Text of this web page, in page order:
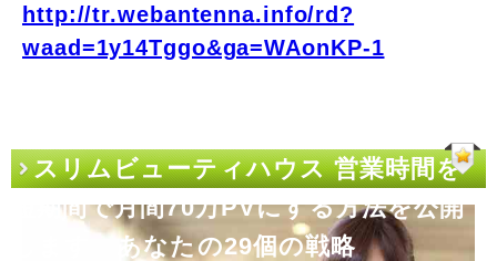
http://tr.webantenna.info/rd?
waad=1y14Tggo&ga=WAonKP-1
スリムビューティハウス 営業時間を
短期間で月間70万PVにする方法を公開
します あなたの29個の戦略